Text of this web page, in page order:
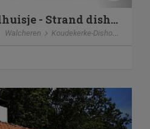
Slaapstrandhuisje - Strand dishoek 68 Dishoek
Walcheren Koudekerke-Dishoek